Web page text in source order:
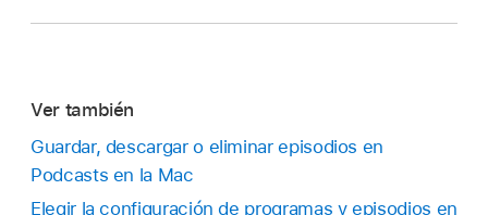
Ver también
Guardar, descargar o eliminar episodios en
Podcasts en la Mac
Elegir la configuración de programas y episodios en